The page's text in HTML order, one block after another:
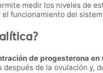
medir los niveles de
funcionamiento del
de progesterona en
de la ovulación y,